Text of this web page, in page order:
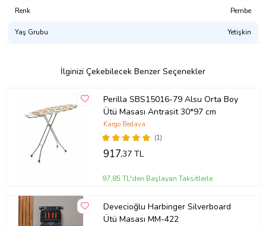
Renk Pembe
Yaş Grubu Yetişkin
İlginizi Çekebilecek Benzer Seçenekler
Perilla SBS15016-79 Alsu Orta Boy
Ütü Masası Antrasit 30*97 cm
(1)
Kargo Bedava
917,37 TL
97,85 TL'den Başlayan Taksitlerle
Devecioğlu Harbinger Silverboard
Ütü Masası MM-422